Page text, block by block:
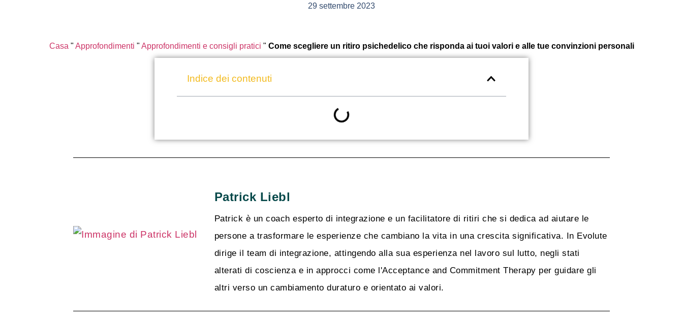
29 settembre 2023
Casa " Approfondimenti " Approfondimenti e consigli pratici " Come scegliere un ritiro psichedelico che risponda ai tuoi valori e alle tue convinzioni personali
Indice dei contenuti
Patrick Liebl
Patrick è un coach esperto di integrazione e un facilitatore di ritiri che si dedica ad aiutare le
persone a trasformare le esperienze che cambiano la vita in una crescita significativa. In Evolute
dirige il team di integrazione, attingendo alla sua esperienza nel lavoro sul lutto, negli stati
alterati di coscienza e in approcci come l'Acceptance and Commitment Therapy per guidare gli
altri verso un cambiamento duraturo e orientato ai valori.